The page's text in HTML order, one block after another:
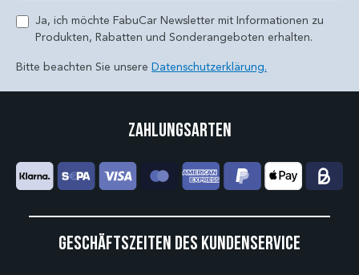
Ja, ich möchte FabuCar Newsletter mit Informationen zu
Produkten, Rabatten und Sonderangeboten erhalten.
Bitte beachten Sie unsere Datenschutzerklärung.
Geschäftszeiten des Kundenservice
Zahlungsarten